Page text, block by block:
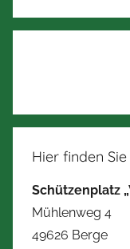
Hier finden Sie
Schützenplatz
Mühlenweg 4
49626 Berge